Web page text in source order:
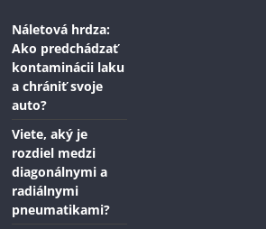
Náletová hrdza:
Ako predchádzať
kontaminácii laku
a chrániť svoje
auto?
Viete, aký je
rozdiel medzi
diagonálnymi a
radiálnymi
pneumatikami?